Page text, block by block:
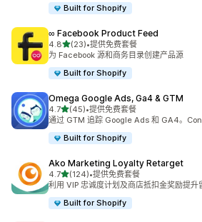
Built for Shopify
∞ Facebook Product Feed
4.8星（满分 5 星）
(23)
总共 23 条评论
•提供免费套餐
为 Facebook 源和商务目录创建产品源
Built for Shopify
Omega Google Ads, Ga4 & GTM
4.7星（满分 5 星）
(45)
总共 45 条评论
•提供免费套餐
通过 GTM 追踪 Google Ads 和 GA4。
Built for Shopify
Ako Marketing Loyalty Retarget
4.7星（满分 5 星）
(124)
总共 124 条评论
•提供免费套餐
利用 VIP 忠诚度计划及商店抵扣金奖励提升
Built for Shopify